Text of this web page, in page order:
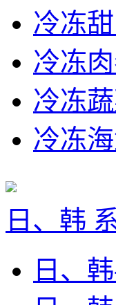
冷冻
冷冻
冷冻
冷冻
日、韩
日、